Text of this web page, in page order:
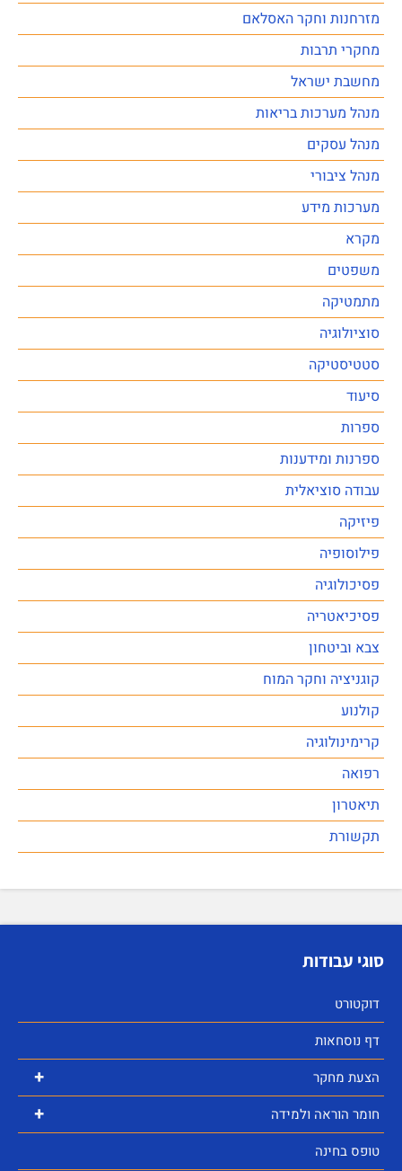
מזרחנות וחקר האסלאם
מחקרי תרבות
מחשבת ישראל
מנהל מערכות בריאות
מנהל עסקים
מנהל ציבורי
מערכות מידע
מקרא
משפטים
מתמטיקה
סוציולוגיה
סטטיסטיקה
סיעוד
ספרות
ספרנות ומידענות
עבודה סוציאלית
פיזיקה
פילוסופיה
פסיכולוגיה
פסיכיאטריה
צבא וביטחון
קוגניציה וחקר המוח
קולנוע
קרימינולוגיה
רפואה
תיאטרון
תקשורת
סוגי עבודות
דוקטורט
דף נוסחאות
+ הצעת מחקר
+
חומר הוראה ולמידה
טופס בחינה